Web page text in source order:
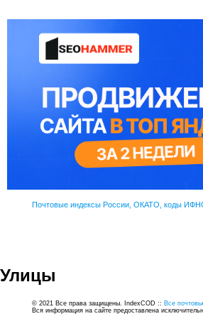
Почтовые индексы России, ОКАТО, коды
Улицы
© 2021 Все права защищены. IndexCOD :: Все
Вся информация на сайте предоставлена